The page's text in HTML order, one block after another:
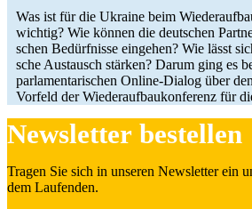
Was ist für die Ukraine beim
wichtig? Wie können die deut­schen
schen Bedürf­nisse ein­ge­hen? Wie lässt
sche Aus­tausch stärken? Darum ging es
par­la­men­ta­ri­schen Online-Dialog über
Vorfeld der Wie­der­auf­bau­kon­fe­renz für
News­let­ter bestellen
Tragen Sie sich in unseren News­let­ter ein
dem Laufenden.